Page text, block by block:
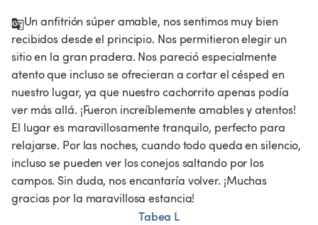
Un anfitrión súper amable, nos sentimos muy bien
recibidos desde el principio. Nos permitieron elegir un
sitio en la gran pradera. Nos pareció especialmente
atento que incluso se ofrecieran a cortar el césped en
nuestro lugar, ya que nuestro cachorrito apenas podía
ver más allá. ¡Fueron increíblemente amables y atentos!
El lugar es maravillosamente tranquilo, perfecto para
relajarse. Por las noches, cuando todo queda en silencio,
incluso se pueden ver los conejos saltando por los
campos. Sin duda, nos encantaría volver. ¡Muchas
gracias por la maravillosa estancia!
Tabea L